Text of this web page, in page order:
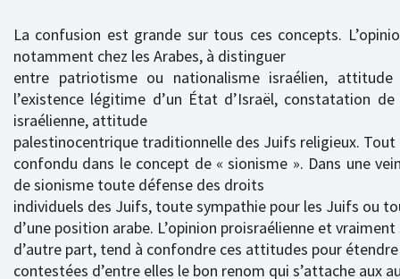
La confusion est grande sur tous ces concepts.
notamment chez les Arabes, à distinguer
entre patriotisme ou nationalisme israélien, attitude
l’existence légitime d’un État d’Israël, constatation
israélienne, attitude
palestinocentrique traditionnelle des Juifs religieux. Tout
confondu dans le concept de « sionisme ». Dans une
de sionisme toute défense des droits
individuels des Juifs, toute sympathie pour les Juifs ou
d’une position arabe. L’opinion proisraélienne et
d’autre part, tend à confondre ces attitudes pour étendre
contestées d’entre elles le bon renom qui s’attache aux